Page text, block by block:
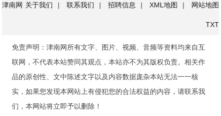
津南网 关于我们 | 联系我们 | 招聘信息 | XML地图 | 网站地图
TXT
免责声明：津南网所有文字、图片、视频、音频等资料均来自互
联网，不代表本站赞同其观点，本站亦不为其版权负责。相关作
品的原创性、文中陈述文字以及内容数据庞杂本站无法一一核
实，如果您发现本网站上有侵犯您的合法权益的内容，请联系我
们，本网站将立即予以删除！